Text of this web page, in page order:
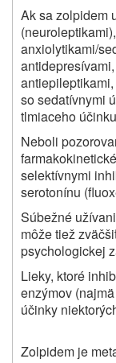
Ak sa zolpidem
anxiolytikami/
so sedatívnymi
tlmiaceho
Neboli
selektívnymi
serotonínu
Súbežné
môže tiež
psychologickej
Lieky, ktoré
enzýmov
účinky
Zolpidem je